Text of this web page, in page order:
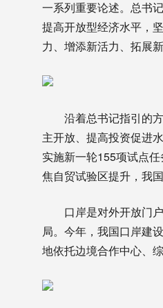
一系列重要论述。总书
提高开放型经济水平，
力、增添新活力、拓展
沿着总书记指引的方
主开放、提高投资促进
实施新一轮155项试点
焦自贸试验区提升，我
口岸是对外开放门户
局。今年，我国口岸建
地依托边境合作中心、